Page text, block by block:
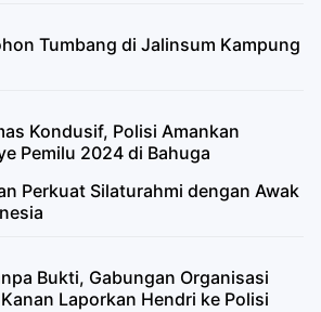
Tumbang di Jalinsum Kampung
Kondusif, Polisi Amankan
Pemilu 2024 di Bahuga
Perkuat Silaturahmi dengan Awak
Bukti, Gabungan Organisasi
Laporkan Hendri ke Polisi